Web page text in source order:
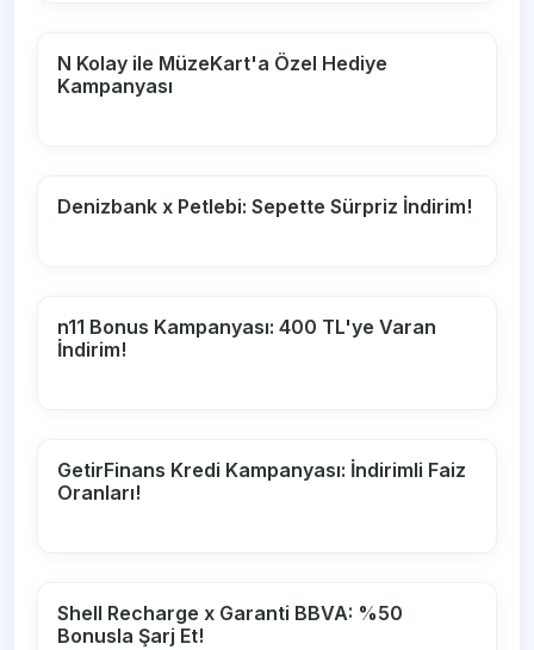
N Kolay ile MüzeKart'a Özel Hediye
Kampanyası
Denizbank x Petlebi: Sepette Sürpriz İndirim!
n11 Bonus Kampanyası: 400 TL'ye Varan
İndirim!
GetirFinans Kredi Kampanyası: İndirimli Faiz
Oranları!
Shell Recharge x Garanti BBVA: %50
Bonusla Şarj Et!